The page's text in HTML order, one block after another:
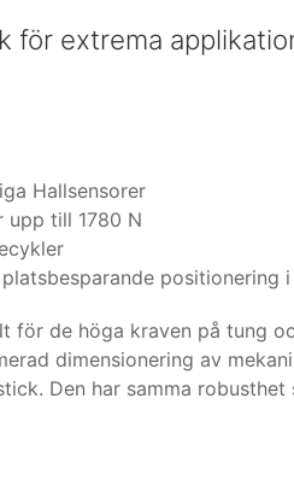
för extrema
Hallsensorer
upp till 1780 N
positionering
för de höga kraven på tung
dimensionering av
Den har samma